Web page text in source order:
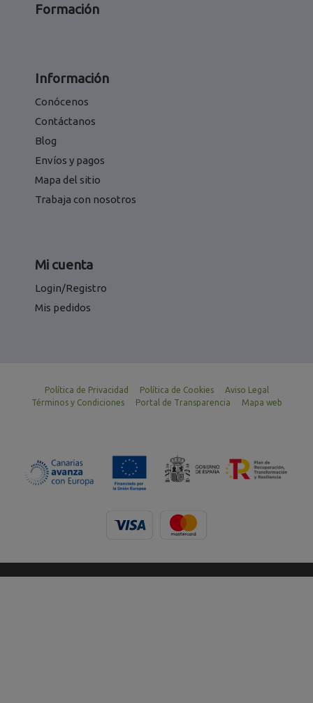
Formación
Información
Conócenos
Contáctanos
Blog
Envíos y pagos
Mapa del sitio
Trabaja con nosotros
Mi cuenta
Login/Registro
Mis pedidos
Política de Privacidad Política de Cookies
Aviso Legal
Términos y Condiciones
Portal de Transparencia Mapa web